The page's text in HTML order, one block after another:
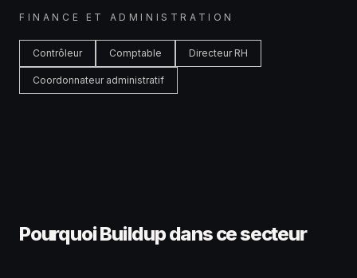
FINANCE ET ADMINISTRATION
Contrôleur Comptable Directeur RH
Coordonnateur administratif
Pourquoi Buildup dans ce secteur